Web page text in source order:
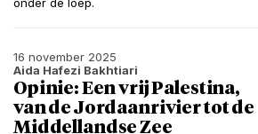
16 november 2025
Aida Hafezi Bakhtiari
Opinie: Een vrij Palestina,
van de Jordaanrivier tot de
Middellandse Zee